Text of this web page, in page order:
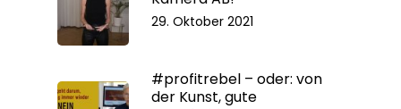
29. Oktober 2021
#profitrebel – oder: von
der Kunst, gute